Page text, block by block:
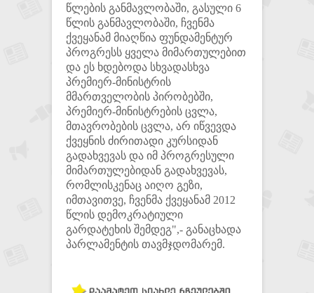
წლების განმავლობაში, გასული 6
წლის განმავლობაში, ჩვენმა
ქვეყანამ მიაღწია ფუნდამენტურ
პროგრესს ყველა მიმართულებით
და ეს ხდებოდა სხვადასხვა
პრემიერ-მინისტრის
მმართველობის პირობებში,
პრემიერ-მინისტრების ცვლა,
მთავრობების ცვლა, არ იწვევდა
ქვეყნის ძირითადი კურსიდან
გადახვევას და იმ პროგრესული
მიმართულებიდან გადახვევას,
რომლისკენაც აიღო გეზი,
იმთავითვე, ჩვენმა ქვეყანამ 2012
წლის დემოკრატიული
გარდატეხის შემდეგ",- განაცხადა
პარლამენტის თავმჯდომარემ.